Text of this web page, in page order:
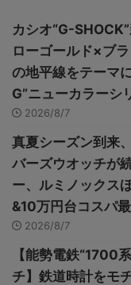
カシオ“G-
ローゴールド×ブ
の地平線をテーマ
G”ニューカラーシ
2026/8/7
真夏シーズン到来
バーズウオッチが
ー、ルミノックス
&10万円台コスパ
2026/8/7
【能勢電鉄“1700
チ】鉄道時計をモ